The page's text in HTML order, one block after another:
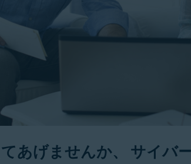
あげませんか、 サイバ